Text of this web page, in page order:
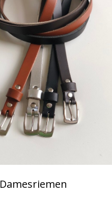
Damesriemen